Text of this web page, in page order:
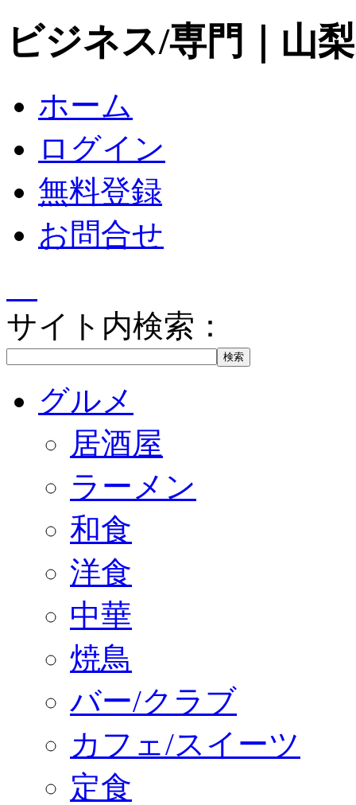
ビジネス/専門｜山
ホーム
ログイン
無料登録
お問合せ
サイト内検索：
グルメ
居酒屋
ラーメン
和食
洋食
中華
焼鳥
バー/クラブ
カフェ/スイーツ
定食